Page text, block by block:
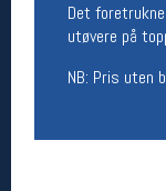
Det
utøvere på
NB: Pris uten
Man-Fredag:
Lørdag:
nettbutikken